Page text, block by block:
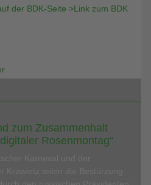
der BDK-Seite >Link zum BDK
zum Zusammenhalt
Rosenmontag“